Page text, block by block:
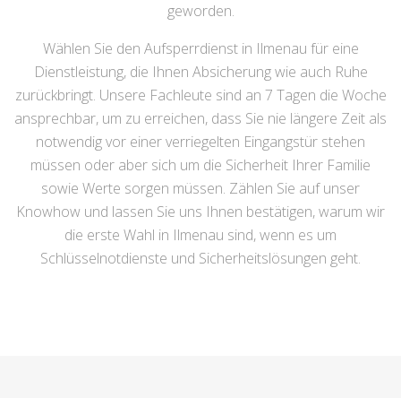
geworden.
Wählen Sie den Aufsperrdienst in Ilmenau für eine
Dienstleistung, die Ihnen Absicherung wie auch Ruhe
zurückbringt. Unsere Fachleute sind an 7 Tagen die Woche
ansprechbar, um zu erreichen, dass Sie nie längere Zeit als
notwendig vor einer verriegelten Eingangstür stehen
müssen oder aber sich um die Sicherheit Ihrer Familie
sowie Werte sorgen müssen. Zählen Sie auf unser
Knowhow und lassen Sie uns Ihnen bestätigen, warum wir
die erste Wahl in Ilmenau sind, wenn es um
Schlüsselnotdienste und Sicherheitslösungen geht.